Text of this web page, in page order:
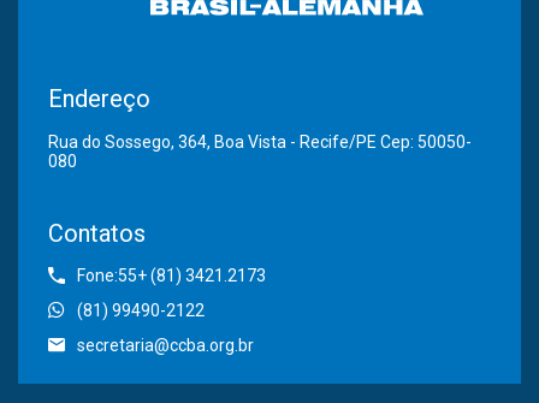
Endereço
Rua do Sossego, 364, Boa Vista - Recife/PE Cep: 50050-
080
Contatos
Fone:55+ (81) 3421.2173
(81) 99490-2122
secretaria@ccba.org.br